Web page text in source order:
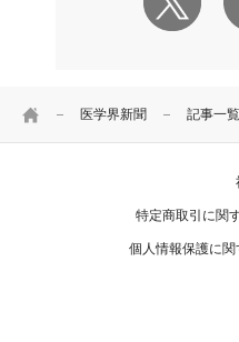
HOME 医学界新聞 記事一覧
特定商取引に関
個人情報保護に